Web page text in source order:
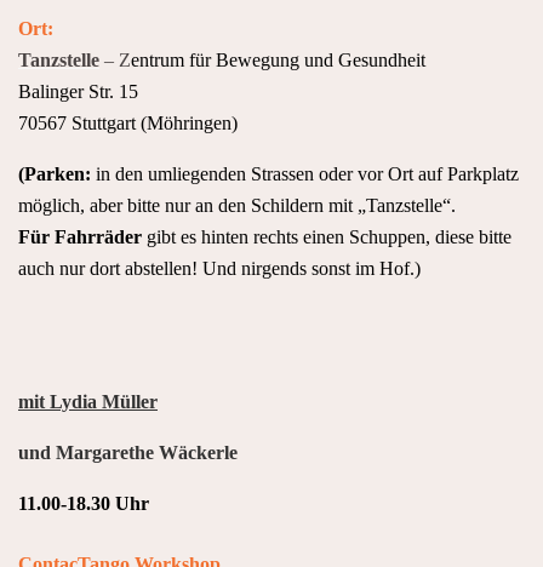
Ort:
Tanzstelle – Zentrum für Bewegung und Gesundheit
Balinger Str. 15
70567 Stuttgart (Möhringen)
(Parken: in den umliegenden Strassen oder vor Ort auf Parkplatz
möglich, aber bitte nur an den Schildern mit „Tanzstelle“.
Für Fahrräder gibt es hinten rechts einen Schuppen, diese bitte
auch nur dort abstellen! Und nirgends sonst im Hof.)
mit Lydia Müller
und Margarethe Wäckerle
11.00-18.30 Uhr